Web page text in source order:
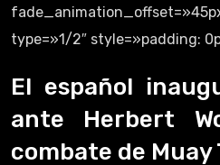
type=»1/2″ style=»padding:
El español
ante Herbert
combate de Muay